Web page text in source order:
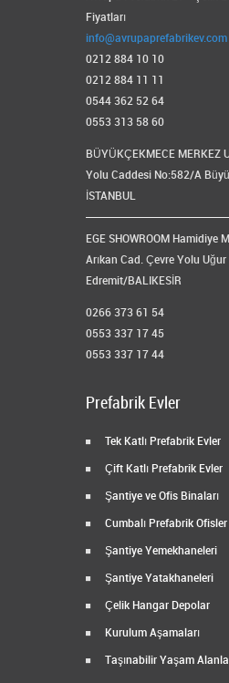
Fiyatları
info@avrupaprefabrikev.com
0212 884 10 10
0212 884 11 11
0544 362 52 64
0553 313 58 60
BÜYÜKÇEKMECE MERKEZ
Yolu Caddesi No:582/A
İSTANBUL
EGE SHOWROOM Hamidiye
Arıkan Cad. Çevre Yolu Uğur
Edremit/BALIKESİR
0266 373 61 54
0553 337 17 45
0553 337 17 44
Prefabrik Evler
Tek Katlı Prefabrik Evler
Çift Katlı Prefabrik Evler
Şantiye ve Ofis Binaları
Cumbalı Prefabrik Ofisler
Şantiye Yemekhaneleri
Şantiye Yatakhaneleri
Çelik Hangar Depolar
Kurulum Aşamaları
Taşınabilir Yaşam